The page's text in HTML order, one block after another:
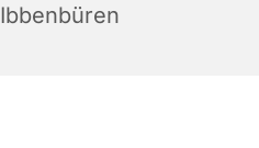
Ibbenbüren